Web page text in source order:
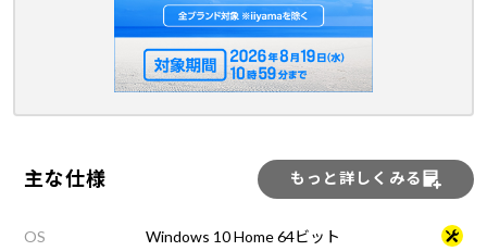
主な仕様 もっと詳しくみる
OS Windows 10 Home 64ビット